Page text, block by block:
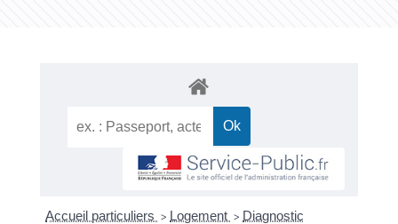
Accueil particuliers > Logement > Diagnostic